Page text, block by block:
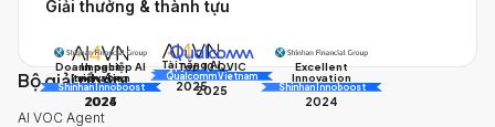
Giải thưởng & thành tựu
Doanh nghiệp AI
triển vọng
AI Awards
2025
Tài năng AI
AI Awards
2025
Excellent
Innovation
Shinhan Innoboost
2024
Impact
Innovation
Shinhan Innoboost
2024
Top 10 QVIC
Qualcomm Vietnam
2025
Bộ giải pháp
AI VOC Agent